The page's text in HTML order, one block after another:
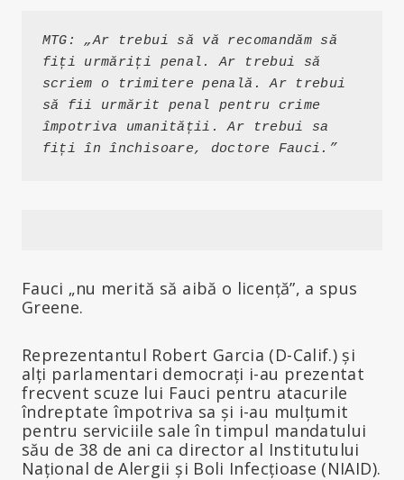
MTG: „Ar trebui să vă recomandăm să
fiți urmăriți penal. Ar trebui să
scriem o trimitere penală. Ar trebui
să fii urmărit penal pentru crime
împotriva umanității. Ar trebui sa
fiți în închisoare, doctore Fauci.”
Fauci „nu merită să aibă o licență”, a spus
Greene.
Reprezentantul Robert Garcia (D-Calif.) și
alți parlamentari democrați i-au prezentat
frecvent scuze lui Fauci pentru atacurile
îndreptate împotriva sa și i-au mulțumit
pentru serviciile sale în timpul mandatului
său de 38 de ani ca director al Institutului
Național de Alergii și Boli Infecțioase (NIAID).